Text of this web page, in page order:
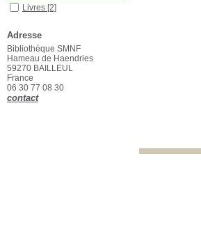
Livres [2]
Adresse
Bibliothèque SMNF
Hameau de Haendries
59270 BAILLEUL
France
06 30 77 08 30
contact